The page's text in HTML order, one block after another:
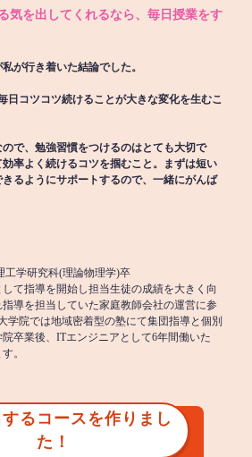
気を出してくれるなら、毎日授業をす
が行き着いた結論でした。
日コツコツ続けることが大きな変化を生むこ
で、勉強習慣をつけるのはとても大切で
率よく続けるコツを掴むこと。まずは短い
るようにサポートするので、一緒にがんば
工学研究科(理論物理学)卒
て指導を開始し担当生徒の成績を大きく向
導を担当していた家庭教師会社の運営に参
学院では地域密着型の塾にて集団指導と個別
卒業後、ITエンジニアとして6年間働いた
。
るコースを作りまし
た！